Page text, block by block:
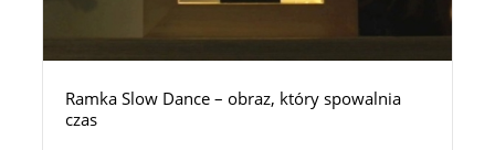
Ramka Slow Dance – obraz, który spowalnia
czas